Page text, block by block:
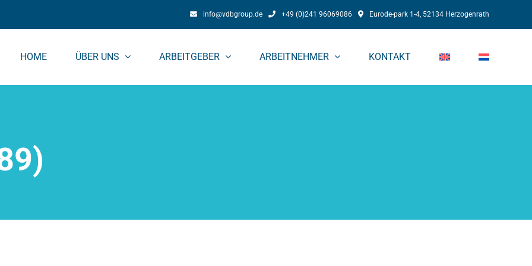
info@vdbgroup.de +49 (0)241 96069086 Eurode-park 1-4, 52134 Herzogenrath
HOME ÜBER UNS ARBEITGEBER ARBEITNEHMER KONTAKT